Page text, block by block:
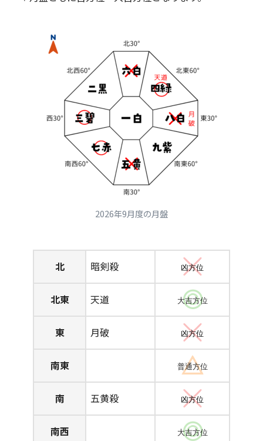
2026年9月度の月盤
北 暗剣殺 凶方位
北東 天道 大吉方位
東 月破 凶方位
南東 普通方位
南 五黄殺 凶方位
南西 大吉方位